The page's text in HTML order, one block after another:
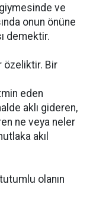
ve
onun önüne
demektir.
özeliktir. Bir
eden
aklı gideren,
ne veya neler
akıl
olanın